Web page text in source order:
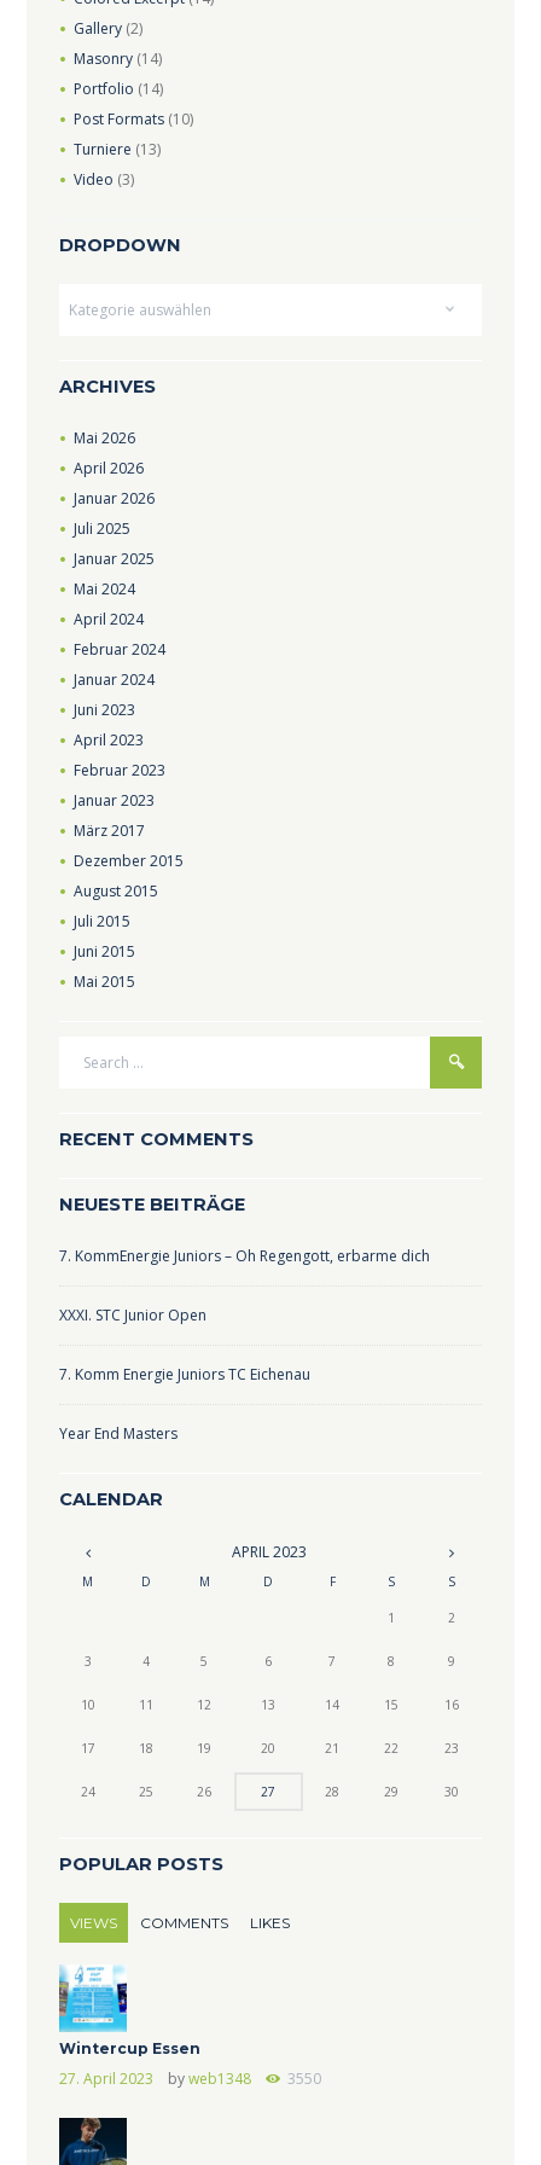
Gallery(2)
Masonry(14)
Portfolio (14)
Post Formats(10)
Turniere (13)
Video (3)
DROPDOWN
ARCHIVES
Mai 2026
April 2026
Januar2026
Juli 2025
Januar2025
Mai 2024
April 2024
Februar2024
Januar2024
Juni 2023
April 2023
Februar2023
Januar2023
März2017
Dezember2015
August2015
Juli 2015
Juni 2015
Mai 2015
RECENT COMMENTS
NEUESTE BEITRÄGE
7. KommEnergie Juniors – Oh Regengott, erbarme dich
XXXI. STC Junior Open
7. Komm Energie Juniors TC Eichenau
Year End Masters
CALENDAR
APRIL2023
M D M D F S S
1 2
3 4 5 6 7 8 9
10 11 12 13 14 15 16
17 18 19 20 21 22 23
24 25 26 27 28 29 30
POPULAR POSTS
VIEWS COMMENTS LIKES
Wintercup Essen
27. April 2023 byweb1348 3550